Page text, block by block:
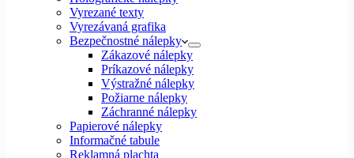
Vyrezané texty
Vyrezávaná grafika
Bezpečnostné nálepky
Zákazové nálepky
Príkazové nálepky
Výstražné nálepky
Požiarne nálepky
Záchranné nálepky
Papierové nálepky
Informačné tabule
Reklamná plachta